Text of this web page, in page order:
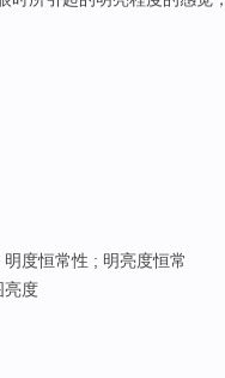
度恒常性 ; 明亮度恒常
亮度